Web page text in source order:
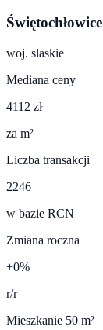
Świętochłowice
woj. slaskie
Mediana ceny
4112 zł
za m²
Liczba transakcji
2246
w bazie RCN
Zmiana roczna
+0%
r/r
Mieszkanie 50 m²